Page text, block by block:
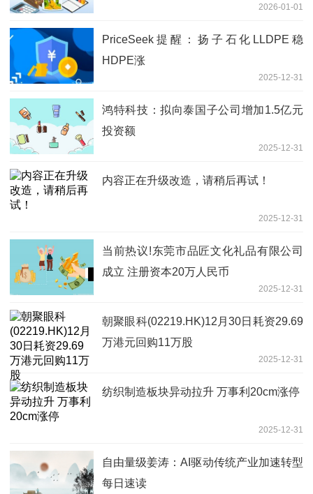
2026-01-01
PriceSeek提醒：扬子石化LLDPE稳
HDPE涨
2025-12-31
鸿特科技：拟向泰国子公司增加1.5亿元
投资额
2025-12-31
内容正在升级改造，请稍后再试！
2025-12-31
当前热议!东莞市品匠文化礼品有限公司
成立 注册资本20万人民币
2025-12-31
朝聚眼科(02219.HK)12月30日耗资29.69
万港元回购11万股
2025-12-31
纺织制造板块异动拉升 万事利20cm涨停
2025-12-31
自由量级姜涛：AI驱动传统产业加速转型
每日速读